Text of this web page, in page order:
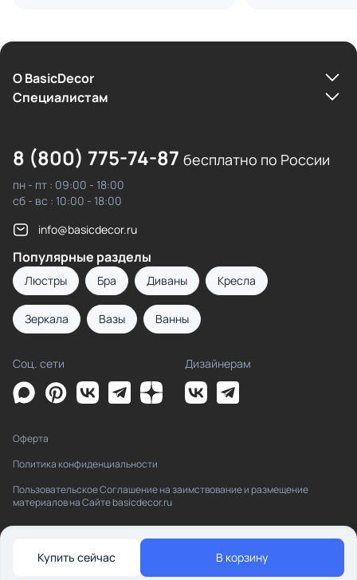
Купить сейчас В корзину
О BasicDecor
Cпециалистам
8 (800) 775-74-87 бесплатно по России
пн - пт : 09:00 - 18:00
сб - вс : 10:00 - 18:00
info@basicdecor.ru
Популярные разделы
Люстры Бра Диваны Кресла
Зеркала Вазы Ванны
Соц. сети Дизайнерам
Оферта
Политика конфиденциальности
Пользовательское Соглашение на заимствование и размещение
материалов на Сайте basicdecor.ru